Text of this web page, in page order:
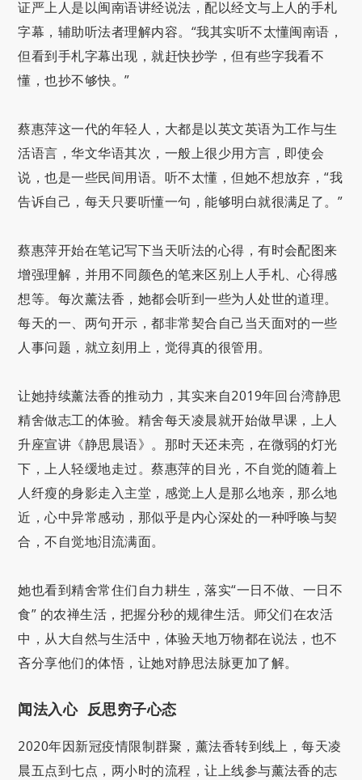
证严上人是以闽南语讲经说法，配以经文与上人的手札
字幕，辅助听法者理解内容。“我其实听不太懂闽南语，
但看到手札字幕出现，就赶快抄学，但有些字我看不
懂，也抄不够快。”
蔡惠萍这一代的年轻人，大都是以英文英语为工作与生
活语言，华文华语其次，一般上很少用方言，即使会
说，也是一些民间用语。听不太懂，但她不想放弃，“我
告诉自己，每天只要听懂一句，能够明白就很满足了。”
蔡惠萍开始在笔记写下当天听法的心得，有时会配图来
增强理解，并用不同颜色的笔来区别上人手札、心得感
想等。每次薰法香，她都会听到一些为人处世的道理。
每天的一、两句开示，都非常契合自己当天面对的一些
人事问题，就立刻用上，觉得真的很管用。
让她持续薰法香的推动力，其实来自2019年回台湾静思
精舍做志工的体验。精舍每天凌晨就开始做早课，上人
升座宣讲《静思晨语》。那时天还未亮，在微弱的灯光
下，上人轻缓地走过。蔡惠萍的目光，不自觉的随着上
人纤瘦的身影走入主堂，感觉上人是那么地亲，那么地
近，心中异常感动，那似乎是内心深处的一种呼唤与契
合，不自觉地泪流满面。
她也看到精舍常住们自力耕生，落实“一日不做、一日不
食” 的农禅生活，把握分秒的规律生活。师父们在农活
中，从大自然与生活中，体验天地万物都在说法，也不
吝分享他们的体悟，让她对静思法脉更加了解。
闻法入心 反思穷子心态
2020年因新冠疫情限制群聚，薰法香转到线上，每天凌
晨五点到七点，两小时的流程，让上线参与薰法香的志